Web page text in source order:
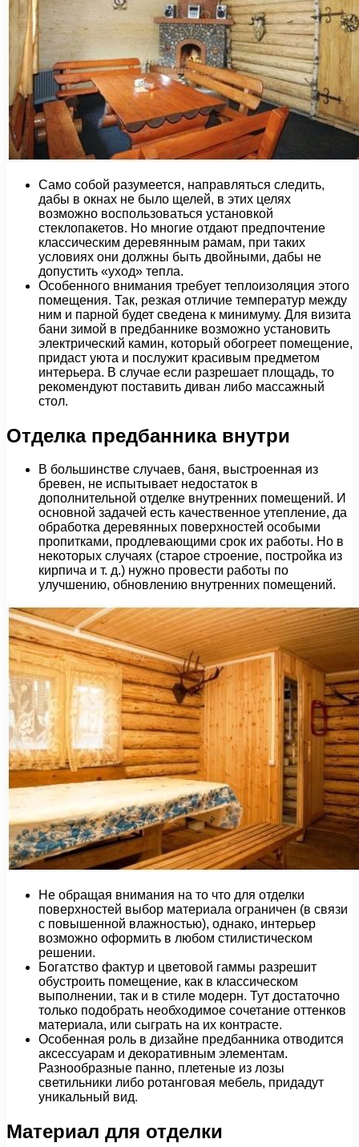
Само собой разумеется, направляться следить,
дабы в окнах не было щелей, в этих целях
возможно воспользоваться установкой
стеклопакетов. Но многие отдают предпочтение
классическим деревянным рамам, при таких
условиях они должны быть двойными, дабы не
допустить «уход» тепла.
Особенного внимания требует теплоизоляция этого
помещения. Так, резкая отличие температур между
ним и парной будет сведена к минимуму. Для визита
бани зимой в предбаннике возможно установить
электрический камин, который обогреет помещение,
придаст уюта и послужит красивым предметом
интерьера. В случае если разрешает площадь, то
рекомендуют поставить диван либо массажный
стол.
Отделка предбанника внутри
В большинстве случаев, баня, выстроенная из
бревен, не испытывает недостаток в
дополнительной отделке внутренних помещений. И
основной задачей есть качественное утепление, да
обработка деревянных поверхностей особыми
пропитками, продлевающими срок их работы. Но в
некоторых случаях (старое строение, постройка из
кирпича и т. д.) нужно провести работы по
улучшению, обновлению внутренних помещений.
Не обращая внимания на то что для отделки
поверхностей выбор материала ограничен (в связи
с повышенной влажностью), однако, интерьер
возможно оформить в любом стилистическом
решении.
Богатство фактур и цветовой гаммы разрешит
обустроить помещение, как в классическом
выполнении, так и в стиле модерн. Тут достаточно
только подобрать необходимое сочетание оттенков
материала, или сыграть на их контрасте.
Особенная роль в дизайне предбанника отводится
аксессуарам и декоративным элементам.
Разнообразные панно, плетеные из лозы
светильники либо ротанговая мебель, придадут
уникальный вид.
Материал для отделки